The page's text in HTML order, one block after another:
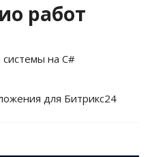
работ
на C#
для Битрикс24